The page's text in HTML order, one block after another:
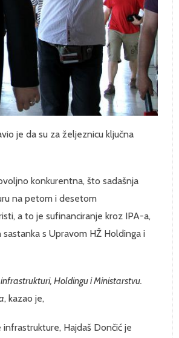
je da su za željeznicu ključna
konkurentna, što sadašnja
na petom i desetom
a to je sufinanciranje kroz IPA-a,
s Upravom HŽ Holdinga i
Holdingu i Ministarstvu.
, kazao je,
Hajdaš Dončić je